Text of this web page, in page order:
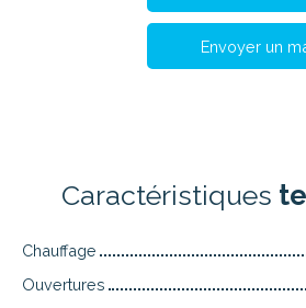
Envoyer un
Caractéristiques
Chauffage
Ouvertures